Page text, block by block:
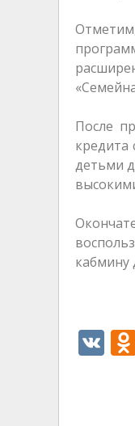
После
кредита
детьми
кабмину
V
K